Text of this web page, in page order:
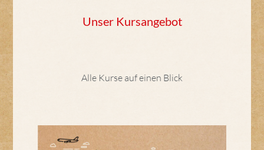
Unser Kursangebot
Alle Kurse auf einen Blick